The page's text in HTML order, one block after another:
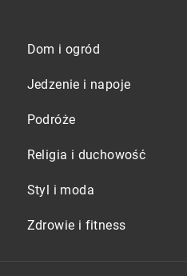
Dom i ogród
Jedzenie i napoje
Podróże
Religia i duchowość
Styl i moda
Zdrowie i fitness